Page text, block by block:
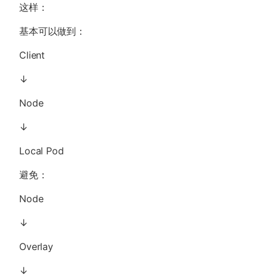
这样：
基本可以做到：
Client
↓
Node
↓
Local Pod
避免：
Node
↓
Overlay
↓